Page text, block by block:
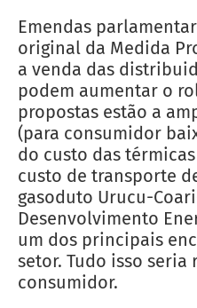
Emendas
original da Medida
a venda das
podem aumentar o
propostas estão a
(para consumidor
do custo das
custo de transporte
gasoduto Urucu-
Desenvolvimento
um dos principais
setor. Tudo isso seria
consumidor.